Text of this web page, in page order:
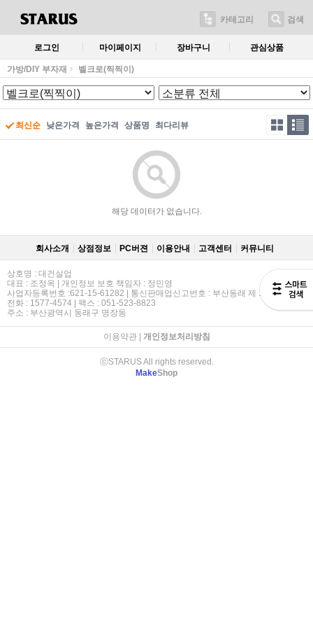
카테고리 검색
로그인 마이페이지 장바구니 관심상품
가방/DIY 부자재 벨크로(찍찍이)
최신순 낮은가격 높은가격 상품명 최다리뷰
해당 데이터가 없습니다.
회사소개 상점정보 PC버젼 이용안내 고객센터 커뮤니티
상호명 : 대건실업
대표 : 조정옥 | 개인정보 보호 책임자 : 정민영
사업자등록번호 :621-15-61282 | 통신판매업신고번호 : 부산동래 제 114호
전화 : 1577-4574 | 팩스 : 051-523-8823
주소 : 부산광역시 동래구 명장동
이용약관| 개인정보처리방침
ⓒSTARUS All rights reserved.
MakeShop